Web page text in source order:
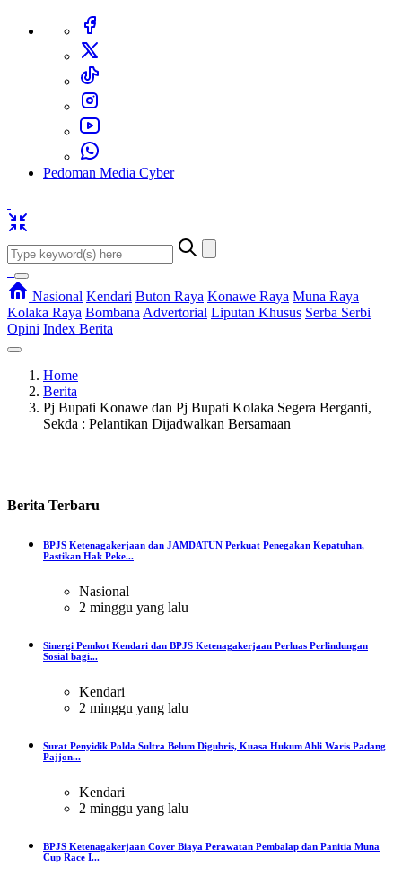
Pedoman Media Cyber
Nasional Kendari Buton Raya Konawe Raya Muna Raya
Kolaka Raya Bombana Advertorial Liputan Khusus Serba Serbi
Opini Index Berita
Home
Berita
Pj Bupati Konawe dan Pj Bupati Kolaka Segera Berganti,
Sekda : Pelantikan Dijadwalkan Bersamaan
Berita Terbaru
BPJS Ketenagakerjaan dan JAMDATUN Perkuat Penegakan Kepatuhan,
Pastikan Hak Peke...
Nasional
2 minggu yang lalu
Sinergi Pemkot Kendari dan BPJS Ketenagakerjaan Perluas Perlindungan
Sosial bagi...
Kendari
2 minggu yang lalu
Surat Penyidik Polda Sultra Belum Digubris, Kuasa Hukum Ahli Waris Padang
Pajjon...
Kendari
2 minggu yang lalu
BPJS Ketenagakerjaan Cover Biaya Perawatan Pembalap dan Panitia Muna
Cup Race I...